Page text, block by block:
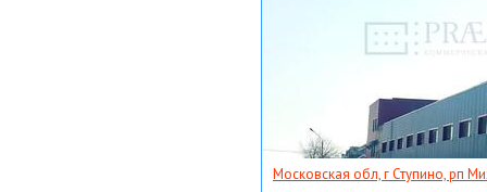
Московская обл, г Ступино, рп